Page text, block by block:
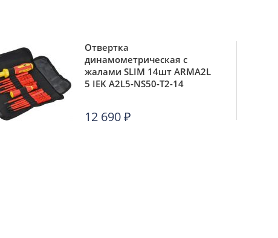
Отвертка
динамометрическая с
жалами SLIM 14шт ARMA2L
5 IEK A2L5-NS50-T2-14
12 690₽